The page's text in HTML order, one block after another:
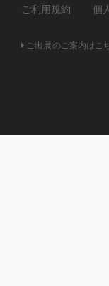
ご利用規約 個
ご出展のご案内はこ